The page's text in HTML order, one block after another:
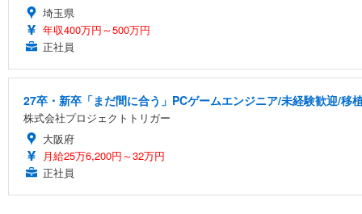
埼玉県
年収400万円～500万円
正社員
27卒・新卒「まだ間に合う」PCゲームエンジニア/未経験歓迎/移
株式会社プロジェクトトリガー
大阪府
月給25万6,200円～32万円
正社員